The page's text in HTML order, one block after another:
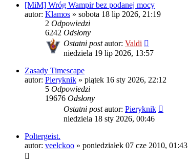
[MiM] Wróg Wampir bez podanej mocy
autor: Klamos » sobota 18 lip 2026, 21:19
2 Odpowiedzi
6242 Odsłony
Ostatni postautor: Valdi
niedziela 19 lip 2026, 13:57
Zasady Timescape
autor: Pieryknik » piątek 16 sty 2026, 22:12
5 Odpowiedzi
19676 Odsłony
Ostatni postautor: Pieryknik
niedziela 18 sty 2026, 00:46
Poltergeist.
autor: veelckoo » poniedziałek 07 cze 2010, 01:43